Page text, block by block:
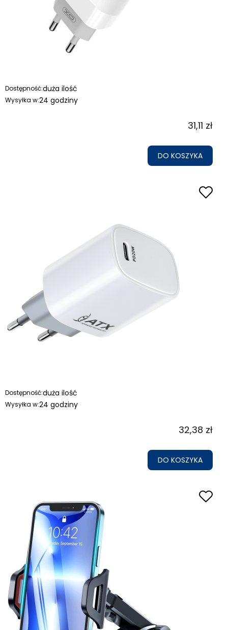
Dostępność:duża ilość
Wysyłka w:24 godziny
31,11 zł
DO KOSZYKA
Dostępność:duża ilość
Wysyłka w:24 godziny
32,38 zł
DO KOSZYKA